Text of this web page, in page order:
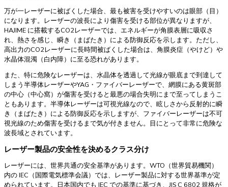
万が一レーザーに被ばくした場合、最も被害を受けやすいのは眼部（目）
になります。レーザーの波長により傷害を受ける部位が異なりますが、
HAJIME に搭載するCO2レーザーでは、エネルギーが角膜表層に吸収さ
れ、熱さを感じ、瞬き（まばたき）による防御反応を示します。ただし、
高出力のCO2レーザーに長時間被ばくした場合は、角膜炎症（やけど）や
水晶体混濁（白内障）に至る恐れがあります。
また、特に危険なレーザーは、水晶体を透過して光線が眼底まで到達して
しまう半導体レーザーやYAG・ファイバーレーザーで、網膜にある黄斑部
の中心（中心窩）が傷害を受けると最悪の場合失明にまで至ってしまうこ
ともあります。半導体レーザーは可視光線なので、眩しさから反射的に瞬
き（まばたき）による防御反応を示しますが、ファイバーレーザーは不可
視光線のため傷害を受けるまで気が付きません。目にとって非常に危険な
波長域とされています。
レーザー製品の安全性を決めるクラス分け
レーザーには、世界共通の安全基準があります。WTO（世界貿易機関）
内の IEC（国際電気標準会議）では、レーザー製品に対する世界基準が定
められています。日本国内でも IEC での基準に基づき、JIS C 6802 規格が